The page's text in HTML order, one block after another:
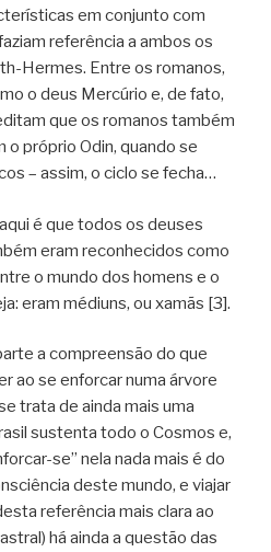
em conjunto com
referência a ambos os
Hermes. Entre os romanos,
o deus Mercúrio e, de fato,
que os romanos também
próprio Odin, quando se
– assim, o ciclo se fecha…
é que todos os deuses
eram reconhecidos como
o mundo dos homens e o
eram médiuns, ou xamãs [3].
a compreensão do que
ao se enforcar numa árvore
trata de ainda mais uma
sustenta todo o Cosmos e,
se” nela nada mais é do
deste mundo, e viajar
referência mais clara ao
há ainda a questão das